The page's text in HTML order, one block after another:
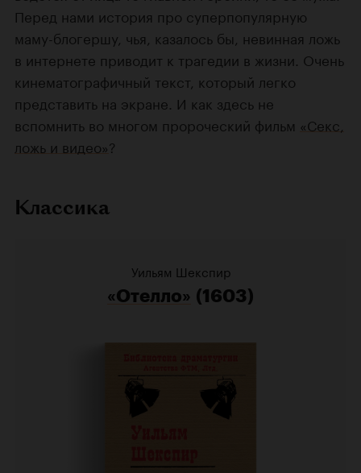
Перед нами история про суперпопулярную
маму-блогершу, чья, казалось бы, невинная ложь
в интернете приводит к трагедии в жизни. Очень
кинематографичный текст, который легко
представить на экране. И как здесь не
вспомнить во многом пророческий фильм «Секс,
ложь и видео»?
Классика
Уильям Шекспир
«Отелло» (1603)